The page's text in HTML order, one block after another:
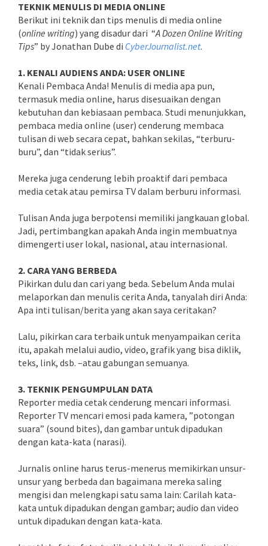
TEKNIK MENULIS DI MEDIA ONLINE
Berikut ini teknik dan tips menulis di media online
(online writing) yang disadur dari “A Dozen Online Writing
Tips” by Jonathan Dube di CyberJournalist.net.
1. KENALI AUDIENS ANDA: USER ONLINE
Kenali Pembaca Anda! Menulis di media apa pun,
termasuk media online, harus disesuaikan dengan
kebutuhan dan kebiasaan pembaca. Studi menunjukkan,
pembaca media online (user) cenderung membaca
tulisan di web secara cepat, bahkan sekilas, “terburu-
buru”, dan “tidak serius”.
Mereka juga cenderung lebih proaktif dari pembaca
media cetak atau pemirsa TV dalam berburu informasi.
Tulisan Anda juga berpotensi memiliki jangkauan global.
Jadi, pertimbangkan apakah Anda ingin membuatnya
dimengerti user lokal, nasional, atau internasional.
2. CARA YANG BERBEDA
Pikirkan dulu dan cari yang beda. Sebelum Anda mulai
melaporkan dan menulis cerita Anda, tanyalah diri Anda:
Apa inti tulisan/berita yang akan saya ceritakan?
Lalu, pikirkan cara terbaik untuk menyampaikan cerita
itu, apakah melalui audio, video, grafik yang bisa diklik,
teks, link, dsb. –atau gabungan semuanya.
3. TEKNIK PENGUMPULAN DATA
Reporter media cetak cenderung mencari informasi.
Reporter TV mencari emosi pada kamera, ”potongan
suara” (sound bites), dan gambar untuk dipadukan
dengan kata-kata (narasi).
Jurnalis online harus terus-menerus memikirkan unsur-
unsur yang berbeda dan bagaimana mereka saling
mengisi dan melengkapi satu sama lain: Carilah kata-
kata untuk dipadukan dengan gambar; audio dan video
untuk dipadukan dengan kata-kata.